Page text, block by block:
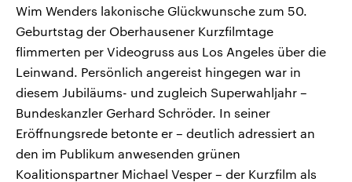
Umfragen, Prognosen,
Wahlprogramme, aktuelle Berichte
und Hintergründe zu den Parteien
und Kandidaten der anstehenden
Sendungen Programm Podcasts
Audio-Archiv
Wim Wenders lakonische Glückwunsche zum 50.
Geburtstag der Oberhausener Kurzfilmtage
flimmerten per Videogruss aus Los Angeles über die
Leinwand. Persönlich angereist hingegen war in
diesem Jubiläums- und zugleich Superwahljahr –
Bundeskanzler Gerhard Schröder. In seiner
Eröffnungsrede betonte er – deutlich adressiert an
den im Publikum anwesenden grünen
Koalitionspartner Michael Vesper – der Kurzfilm als